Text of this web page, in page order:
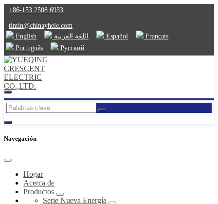
+86-153 2508 6933
tintin@chinayhele.com
English
اللغة العربية Español
Français
Português
Русский
Navegación
Hogar
Acerca de
Productos
Serie Nueva Energía